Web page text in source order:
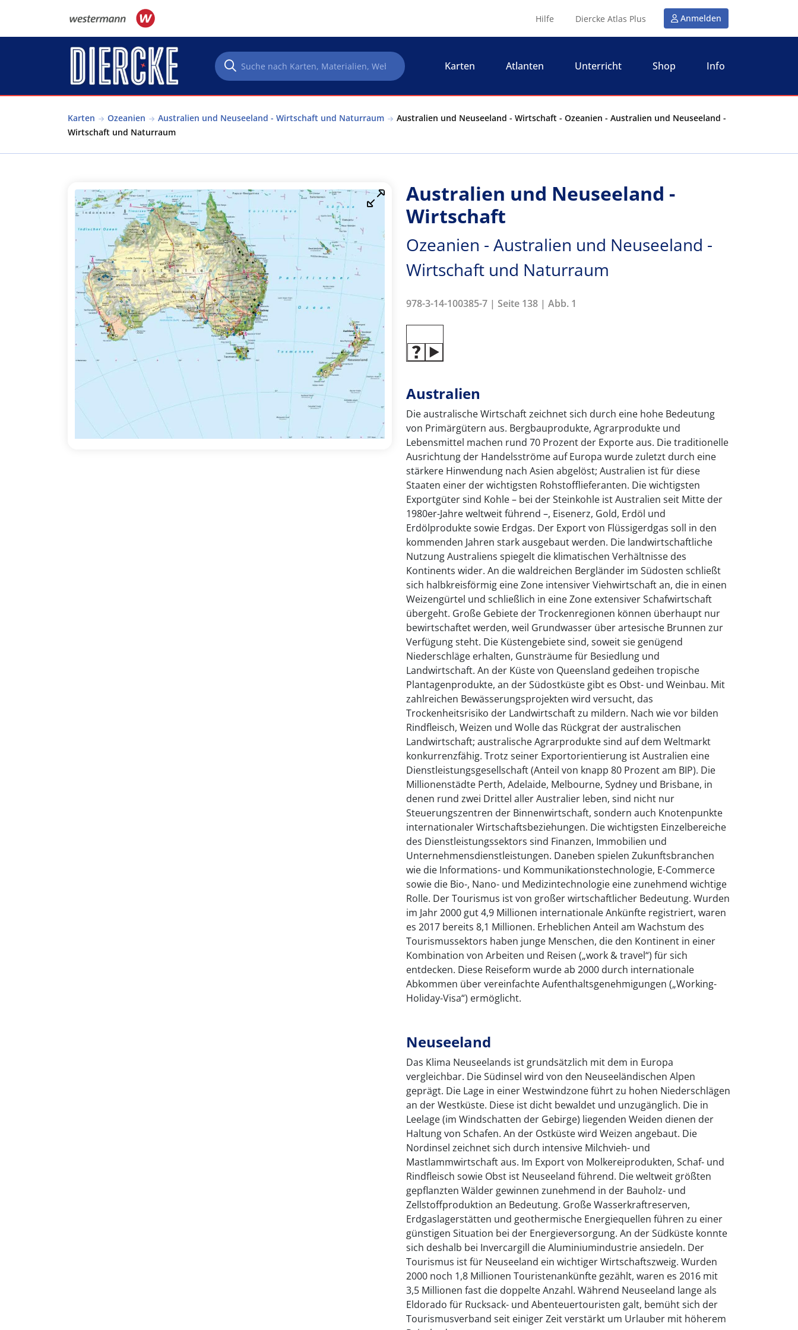
Hilfe Diercke Atlas Plus Anmelden
Karten Atlanten Unterricht Shop Info
Karten Ozeanien Australien und Neuseeland - Wirtschaft und Naturraum
Australien und Neuseeland - Wirtschaft - Ozeanien - Australien und Neuseeland -
Wirtschaft und Naturraum
Australien und Neuseeland -
Wirtschaft
Ozeanien - Australien und Neuseeland -
Wirtschaft und Naturraum
978-3-14-100385-7 | Seite 138 | Abb. 1
Australien
Die australische Wirtschaft zeichnet sich durch eine hohe Bedeutung
von Primärgütern aus. Bergbauprodukte, Agrarprodukte und
Lebensmittel machen rund 70 Prozent der Exporte aus. Die traditionelle
Ausrichtung der Handelsströme auf Europa wurde zuletzt durch eine
stärkere Hinwendung nach Asien abgelöst; Australien ist für diese
Staaten einer der wichtigsten Rohstofflieferanten. Die wichtigsten
Exportgüter sind Kohle – bei der Steinkohle ist Australien seit Mitte der
1980er-Jahre weltweit führend –, Eisenerz, Gold, Erdöl und
Erdölprodukte sowie Erdgas. Der Export von Flüssigerdgas soll in den
kommenden Jahren stark ausgebaut werden. Die landwirtschaftliche
Nutzung Australiens spiegelt die klimatischen Verhältnisse des
Kontinents wider. An die waldreichen Bergländer im Südosten schließt
sich halbkreisförmig eine Zone intensiver Viehwirtschaft an, die in einen
Weizengürtel und schließlich in eine Zone extensiver Schafwirtschaft
übergeht. Große Gebiete der Trockenregionen können überhaupt nur
bewirtschaftet werden, weil Grundwasser über artesische Brunnen zur
Verfügung steht. Die Küstengebiete sind, soweit sie genügend
Niederschläge erhalten, Gunsträume für Besiedlung und
Landwirtschaft. An der Küste von Queensland gedeihen tropische
Plantagenprodukte, an der Südostküste gibt es Obst- und Weinbau. Mit
zahlreichen Bewässerungsprojekten wird versucht, das
Trockenheitsrisiko der Landwirtschaft zu mildern. Nach wie vor bilden
Rindfleisch, Weizen und Wolle das Rückgrat der australischen
Landwirtschaft; australische Agrarprodukte sind auf dem Weltmarkt
konkurrenzfähig. Trotz seiner Exportorientierung ist Australien eine
Dienstleistungsgesellschaft (Anteil von knapp 80 Prozent am BIP). Die
Millionenstädte Perth, Adelaide, Melbourne, Sydney und Brisbane, in
denen rund zwei Drittel aller Australier leben, sind nicht nur
Steuerungszentren der Binnenwirtschaft, sondern auch Knotenpunkte
internationaler Wirtschaftsbeziehungen. Die wichtigsten Einzelbereiche
des Dienstleistungssektors sind Finanzen, Immobilien und
Unternehmensdienstleistungen. Daneben spielen Zukunftsbranchen
wie die Informations- und Kommunikationstechnologie, E-Commerce
sowie die Bio-, Nano- und Medizintechnologie eine zunehmend wichtige
Rolle. Der Tourismus ist von großer wirtschaftlicher Bedeutung. Wurden
im Jahr 2000 gut 4,9 Millionen internationale Ankünfte registriert, waren
es 2017 bereits 8,1 Millionen. Erheblichen Anteil am Wachstum des
Tourismussektors haben junge Menschen, die den Kontinent in einer
Kombination von Arbeiten und Reisen („work & travel“) für sich
entdecken. Diese Reiseform wurde ab 2000 durch internationale
Abkommen über vereinfachte Aufenthaltsgenehmigungen („Working-
Holiday-Visa“) ermöglicht.
Neuseeland
Das Klima Neuseelands ist grundsätzlich mit dem in Europa
vergleichbar. Die Südinsel wird von den Neuseeländischen Alpen
geprägt. Die Lage in einer Westwindzone führt zu hohen Niederschlägen
an der Westküste. Diese ist dicht bewaldet und unzugänglich. Die in
Leelage (im Windschatten der Gebirge) liegenden Weiden dienen der
Haltung von Schafen. An der Ostküste wird Weizen angebaut. Die
Nordinsel zeichnet sich durch intensive Milchvieh- und
Mastlammwirtschaft aus. Im Export von Molkereiprodukten, Schaf- und
Rindfleisch sowie Obst ist Neuseeland führend. Die weltweit größten
gepflanzten Wälder gewinnen zunehmend in der Bauholz- und
Zellstoffproduktion an Bedeutung. Große Wasserkraftreserven,
Erdgaslagerstätten und geothermische Energiequellen führen zu einer
günstigen Situation bei der Energieversorgung. An der Südküste konnte
sich deshalb bei Invercargill die Aluminiumindustrie ansiedeln. Der
Tourismus ist für Neuseeland ein wichtiger Wirtschaftszweig. Wurden
2000 noch 1,8 Millionen Touristenankünfte gezählt, waren es 2016 mit
3,5 Millionen fast die doppelte Anzahl. Während Neuseeland lange als
Eldorado für Rucksack- und Abenteuertouristen galt, bemüht sich der
Tourismusverband seit einiger Zeit verstärkt um Urlauber mit höherem